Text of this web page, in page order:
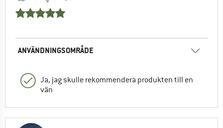
ANVÄNDNINGSOMRÅDE
Ja, jag skulle rekommendera produkten till en
vän